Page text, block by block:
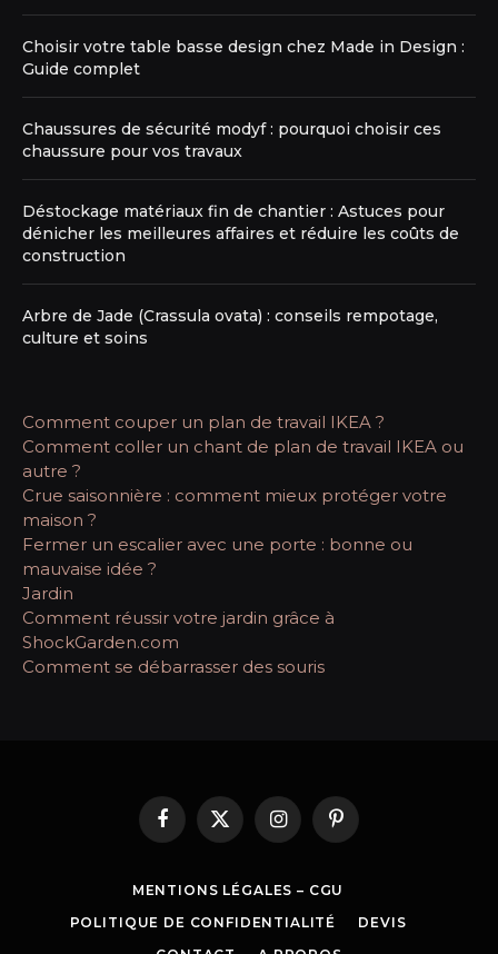
Choisir votre table basse design chez Made in Design :
Guide complet
Chaussures de sécurité modyf : pourquoi choisir ces
chaussure pour vos travaux
Déstockage matériaux fin de chantier : Astuces pour
dénicher les meilleures affaires et réduire les coûts de
construction
Arbre de Jade (Crassula ovata) : conseils rempotage,
culture et soins
Comment couper un plan de travail IKEA ?
Comment coller un chant de plan de travail IKEA ou
autre ?
Crue saisonnière : comment mieux protéger votre
maison ?
Fermer un escalier avec une porte : bonne ou
mauvaise idée ?
Jardin
Comment réussir votre jardin grâce à
ShockGarden.com
Comment se débarrasser des souris
Facebook
X
(Twitter)
InstagramPinterest
MENTIONS LÉGALES – CGU
POLITIQUE DE CONFIDENTIALITÉ
DEVIS